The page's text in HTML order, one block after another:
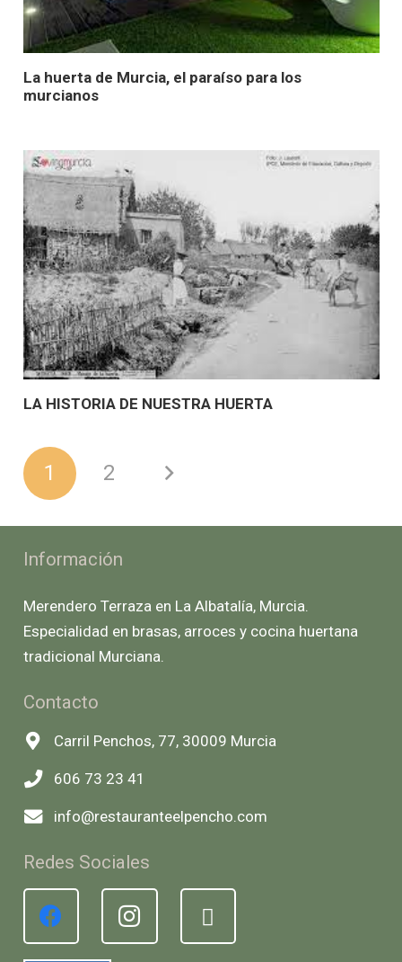
La huerta de Murcia, el paraíso para los
murcianos
LA HISTORIA DE NUESTRA HUERTA
1 2
Información
Merendero Terraza en La Albatalía, Murcia.
Especialidad en brasas, arroces y cocina huertana
tradicional Murciana.
Contacto
Carril Penchos, 77, 30009 Murcia
606 73 23 41
info@restauranteelpencho.com
Redes Sociales